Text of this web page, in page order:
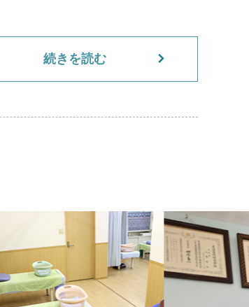
続きを読む